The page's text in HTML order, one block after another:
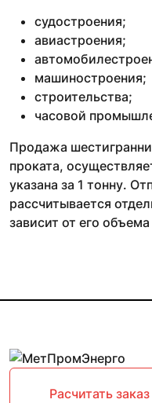
судостроения;
авиастроения;
машиностроения;
строительства;
часовой
Продажа
проката,
указана за 1 тонну.
рассчитывается
зависит от его
Расчитать заказ